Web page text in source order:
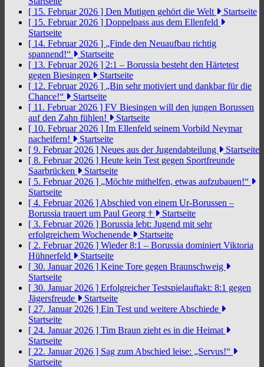
[ 15. Februar 2026 ] Den Mutigen gehört die Welt
Startseite
[ 15. Februar 2026 ] Doppelpass aus dem Ellenfeld
Startseite
[ 14. Februar 2026 ] „Finde den Neuaufbau richtig
spannend!“
Startseite
[ 13. Februar 2026 ] 2:1 – Borussia besteht den Härtetest
gegen Biesingen
Startseite
[ 12. Februar 2026 ] „Bin sehr motiviert und dankbar für die
Chance!“
Startseite
[ 11. Februar 2026 ] FV Biesingen will den jungen Borussen
auf den Zahn fühlen!
Startseite
[ 10. Februar 2026 ] Im Ellenfeld seinem Vorbild Neymar
nacheifern!
Startseite
[ 9. Februar 2026 ] Neues aus der Jugendabteilung
Startseite
[ 8. Februar 2026 ] Heute kein Test gegen Sportfreunde
Saarbrücken
Startseite
[ 5. Februar 2026 ] „Möchte mithelfen, etwas aufzubauen!“
Startseite
[ 4. Februar 2026 ] Abschied von einem Ur-Borussen –
Borussia trauert um Paul Georg †
Startseite
[ 3. Februar 2026 ] Borussia lebt: Jugend mit sehr
erfolgreichem Wochenende
Startseite
[ 2. Februar 2026 ] Wieder 8:1 – Borussia dominiert Viktoria
Hühnerfeld
Startseite
[ 30. Januar 2026 ] Keine Tore gegen Braunschweig
Startseite
[ 30. Januar 2026 ] Erfolgreicher Testspielauftakt: 8:1 gegen
Jägersfreude
Startseite
[ 27. Januar 2026 ] Ein Test und weitere Abschiede
Startseite
[ 24. Januar 2026 ] Tim Braun zieht es in die Heimat
Startseite
[ 22. Januar 2026 ] Sag zum Abschied leise: „Servus!“
Startseite